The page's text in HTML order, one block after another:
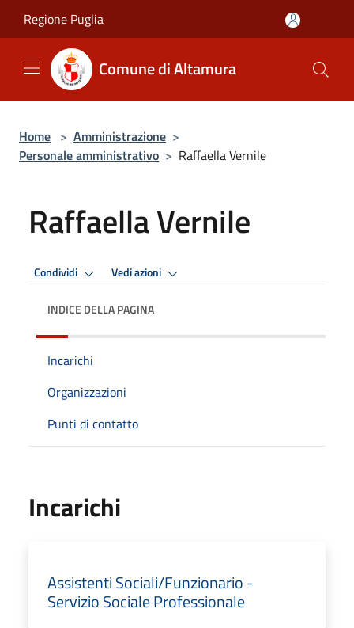
Regione Puglia
Comune di Altamura
Home > Amministrazione >
Personale amministrativo > Raffaella Vernile
Raffaella Vernile
Condividi Vedi azioni
INDICE DELLA PAGINA
Incarichi
Organizzazioni
Punti di contatto
Incarichi
Assistenti Sociali/Funzionario -
Servizio Sociale Professionale